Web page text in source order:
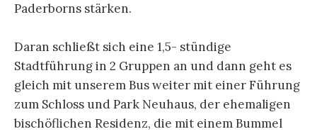
Paderborns stärken.
Daran schließt sich eine 1,5- stündige
Stadtführung in 2 Gruppen an und dann geht es
gleich mit unserem Bus weiter mit einer Führung
zum Schloss und Park Neuhaus, der ehemaligen
bischöflichen Residenz, die mit einem Bummel